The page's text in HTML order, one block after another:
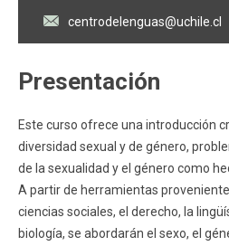
centrodelenguas@uchile.cl
Presentación
Este curso ofrece una introducción
diversidad sexual y de género,
de la sexualidad y el género como
A partir de herramientas
ciencias sociales, el derecho, la
biología, se abordarán el sexo, el